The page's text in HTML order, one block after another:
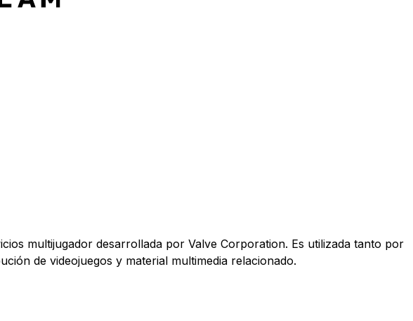
multijugador desarrollada por Valve Corporation. Es utilizada tanto por
de videojuegos y material multimedia relacionado.